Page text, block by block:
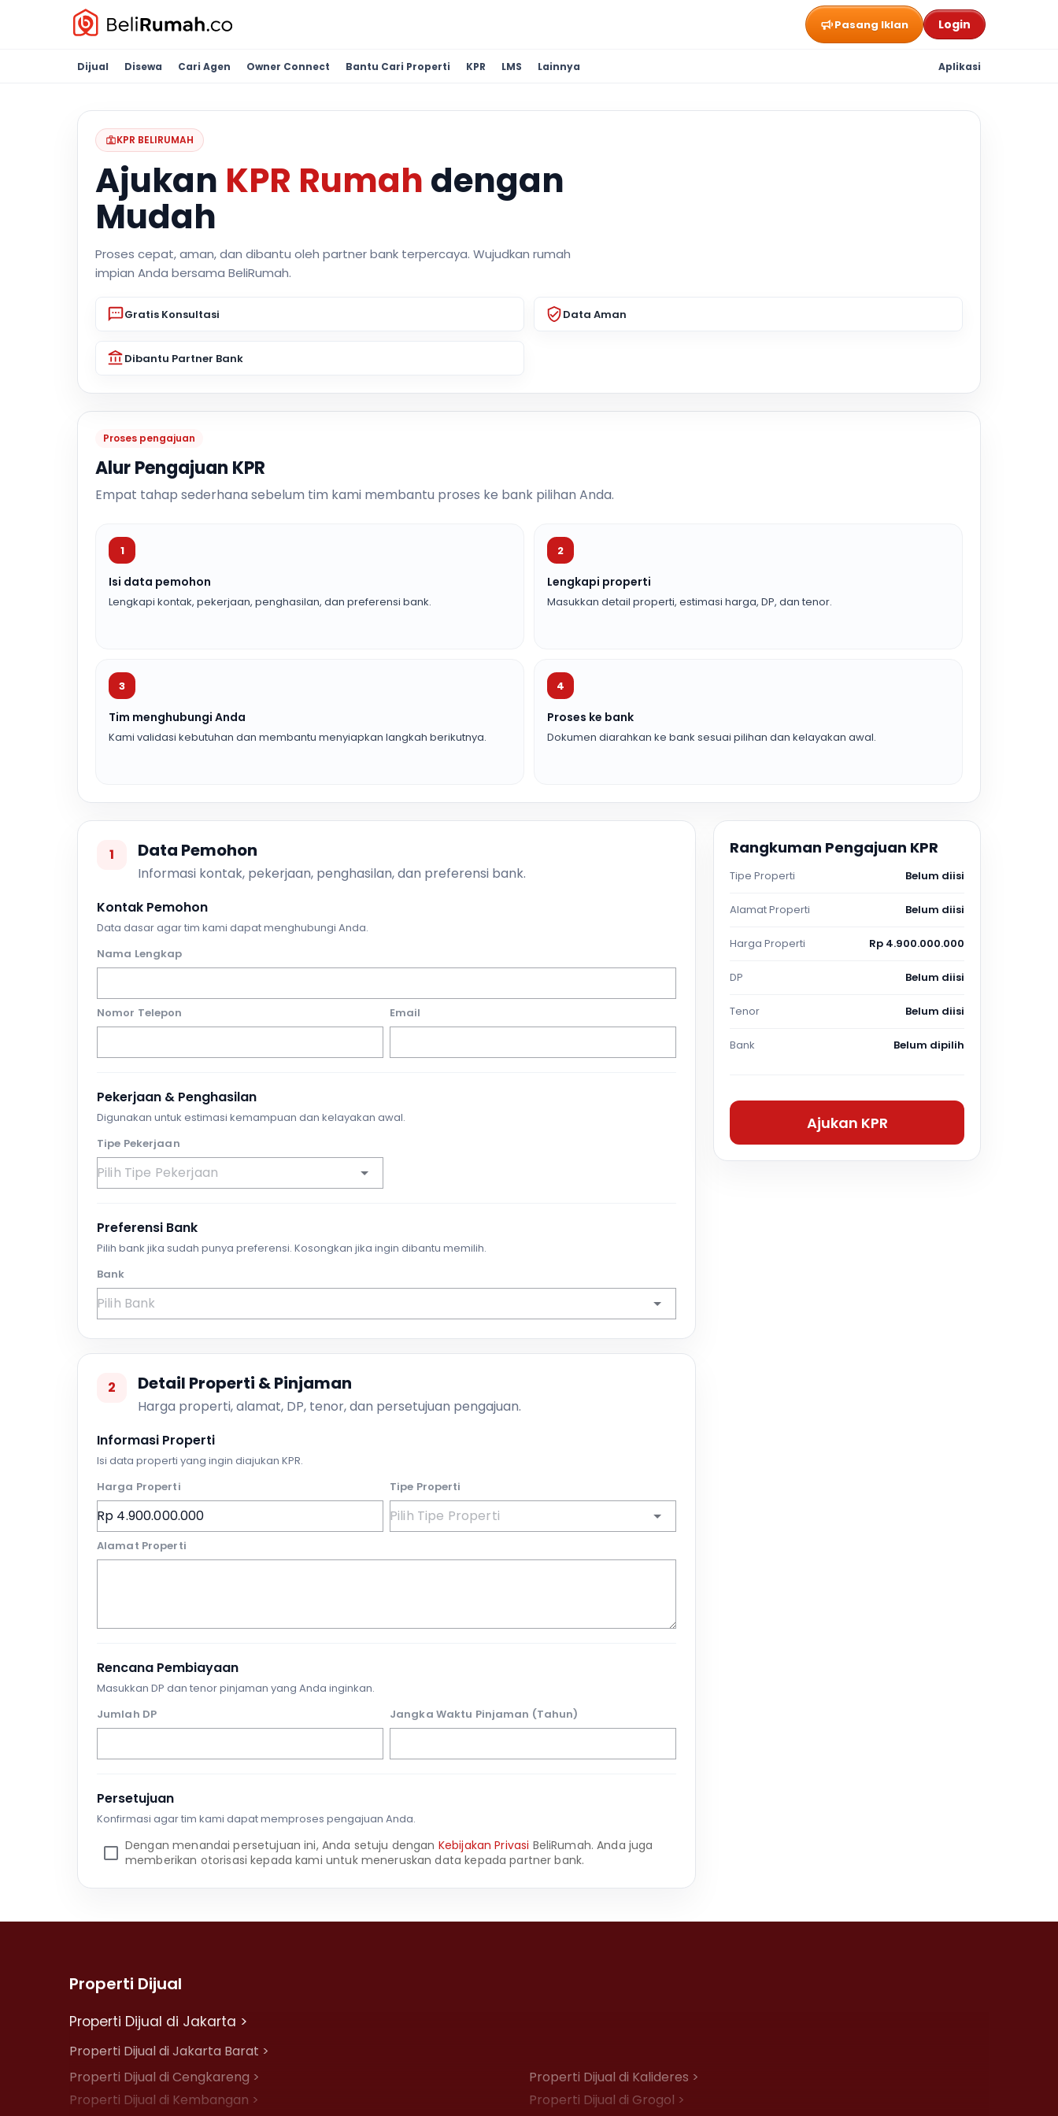
Pasang Iklan Login
Dijual Disewa Cari Agen Owner Connect Bantu Cari Properti KPR LMS Lainnya Aplikasi
KPR BELIRUMAH
Ajukan KPR Rumah dengan
Mudah
Proses cepat, aman, dan dibantu oleh partner bank terpercaya. Wujudkan rumah
impian Anda bersama BeliRumah.
Gratis Konsultasi Data Aman
Dibantu Partner Bank
Proses pengajuan
Alur Pengajuan KPR
Empat tahap sederhana sebelum tim kami membantu proses ke bank pilihan Anda.
1
Isi data pemohon
Lengkapi kontak, pekerjaan, penghasilan, dan preferensi bank.
2
Lengkapi properti
Masukkan detail properti, estimasi harga, DP, dan tenor.
3
Tim menghubungi Anda
Kami validasi kebutuhan dan membantu menyiapkan langkah berikutnya.
4
Proses ke bank
Dokumen diarahkan ke bank sesuai pilihan dan kelayakan awal.
1 Data Pemohon
Informasi kontak, pekerjaan, penghasilan, dan preferensi bank.
Kontak Pemohon
Data dasar agar tim kami dapat menghubungi Anda.
Nama Lengkap
Nomor Telepon Email
Pekerjaan & Penghasilan
Digunakan untuk estimasi kemampuan dan kelayakan awal.
Tipe Pekerjaan
Preferensi Bank
Pilih bank jika sudah punya preferensi. Kosongkan jika ingin dibantu memilih.
Bank
2 Detail Properti & Pinjaman
Harga properti, alamat, DP, tenor, dan persetujuan pengajuan.
Informasi Properti
Isi data properti yang ingin diajukan KPR.
Harga Properti
Tipe Properti
Alamat Properti
Rencana Pembiayaan
Masukkan DP dan tenor pinjaman yang Anda inginkan.
Jumlah DP
Jangka Waktu Pinjaman (Tahun)
Persetujuan
Konfirmasi agar tim kami dapat memproses pengajuan Anda.
Dengan menandai persetujuan ini, Anda setuju dengan Kebijakan Privasi BeliRumah. Anda juga
memberikan otorisasi kepada kami untuk meneruskan data kepada partner bank.
Rangkuman Pengajuan KPR
Tipe Properti Belum diisi
Alamat Properti Belum diisi
Harga Properti Rp 4.900.000.000
DP Belum diisi
Tenor Belum diisi
Bank Belum dipilih
Ajukan KPR
Properti Dijual
Properti Dijual di Jakarta >
Properti Dijual di Jakarta Barat >
Properti Dijual di Cengkareng >
Properti Dijual di Kalideres >
Properti Dijual di Kembangan >
Properti Dijual di Grogol >